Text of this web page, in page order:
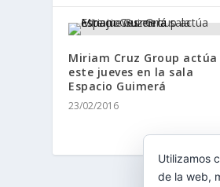
Miriam Cruz Group actúa
este jueves en la sala
Espacio Guimerá
23/02/2016
Utilizamos
de la web,